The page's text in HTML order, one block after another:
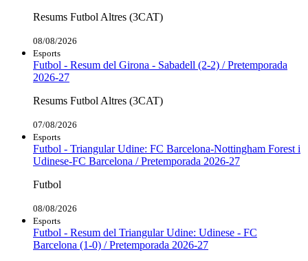
Resums Futbol Altres (3CAT)
08/08/2026
Esports
Futbol - Resum del Girona - Sabadell (2-2) / Pretemporada
2026-27
Resums Futbol Altres (3CAT)
07/08/2026
Esports
Futbol - Triangular Udine: FC Barcelona-Nottingham Forest i
Udinese-FC Barcelona / Pretemporada 2026-27
Futbol
08/08/2026
Esports
Futbol - Resum del Triangular Udine: Udinese - FC
Barcelona (1-0) / Pretemporada 2026-27